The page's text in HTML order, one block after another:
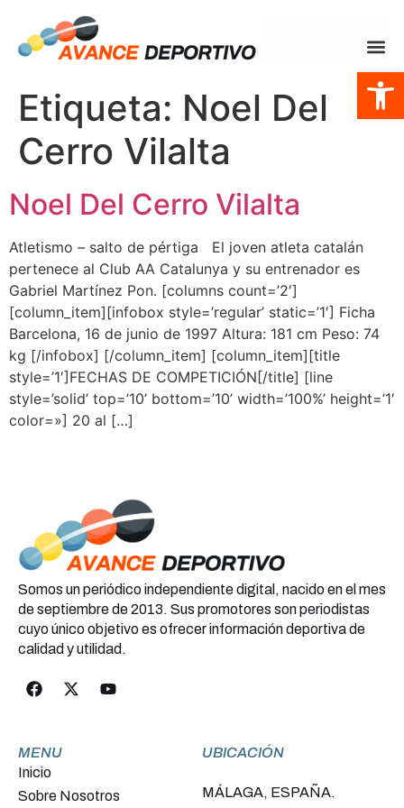
Abrir
Etiqueta: Noel Del
Cerro Vilalta
Noel Del Cerro Vilalta
Atletismo – salto de pértiga El joven atleta catalán
pertenece al Club AA Catalunya y su entrenador es
Gabriel Martínez Pon. [columns count=’2′]
[column_item][infobox style=’regular’ static=’1′] Ficha
Barcelona, 16 de junio de 1997 Altura: 181 cm Peso: 74
kg [/infobox] [/column_item] [column_item][title
style=’1′]FECHAS DE COMPETICIÓN[/title] [line
style=’solid’ top=’10’ bottom=’10’ width=’100%’ height=’1′
color=»] 20 al […]
Somos un periódico independiente digital, nacido en el mes
de septiembre de 2013. Sus promotores son periodistas
cuyo único objetivo es ofrecer información deportiva de
calidad y utilidad.
MENU
Inicio
Sobre Nosotros
UBICACIÓN
MÁLAGA, ESPAÑA.